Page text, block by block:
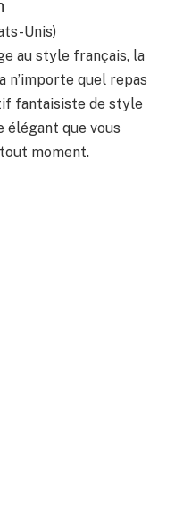
Unis)
au style français, la
quel repas
fantaisiste de style
élégant que vous
moment.